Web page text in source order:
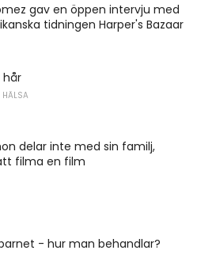
gav en öppen intervju med
tidningen Harper's Bazaar
hår
HÄLSA
delar inte med sin familj,
filma en film
- hur man behandlar?